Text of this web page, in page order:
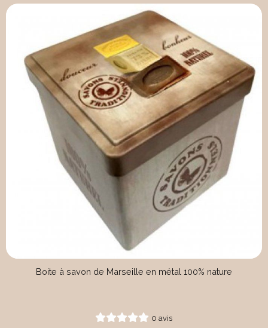
Boite à savon de Marseille en métal 100% nature
0 avis